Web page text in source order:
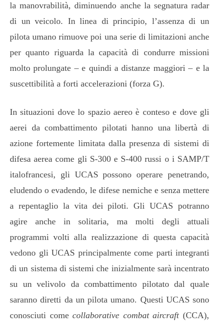
la manovrabilità, diminuendo anche la segnatura radar
di un veicolo. In linea di principio, l’assenza di un
pilota umano rimuove poi una serie di limitazioni anche
per quanto riguarda la capacità di condurre missioni
molto prolungate – e quindi a distanze maggiori – e la
suscettibilità a forti accelerazioni (forza G).
In situazioni dove lo spazio aereo è conteso e dove gli
aerei da combattimento pilotati hanno una libertà di
azione fortemente limitata dalla presenza di sistemi di
difesa aerea come gli S-300 e S-400 russi o i SAMP/T
italofrancesi, gli UCAS possono operare penetrando,
eludendo o evadendo, le difese nemiche e senza mettere
a repentaglio la vita dei piloti. Gli UCAS potranno
agire anche in solitaria, ma molti degli attuali
programmi volti alla realizzazione di questa capacità
vedono gli UCAS principalmente come parti integranti
di un sistema di sistemi che inizialmente sarà incentrato
su un velivolo da combattimento pilotato dal quale
saranno diretti da un pilota umano. Questi UCAS sono
conosciuti comecollaborative combat aircraft(CCA),